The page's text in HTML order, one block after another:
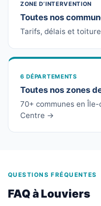
ZONE D’INTERVENTION
Toutes nos
Tarifs, délais et
6 DÉPARTEMENTS
Toutes nos zones
70+ communes en
Centre →
QUESTIONS FRÉQUENTES
FAQ à Louviers